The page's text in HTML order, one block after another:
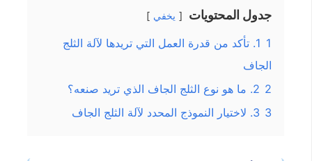
جدول المحتويات يخفي
1
1. تأكد من قدرة العمل التي تريدها لآلة الثلج
الجاف
2 2. ما هو نوع الثلج الجاف الذي تريد صنعه؟
3 3. لاختيار النموذج المحدد لآلة الثلج الجاف